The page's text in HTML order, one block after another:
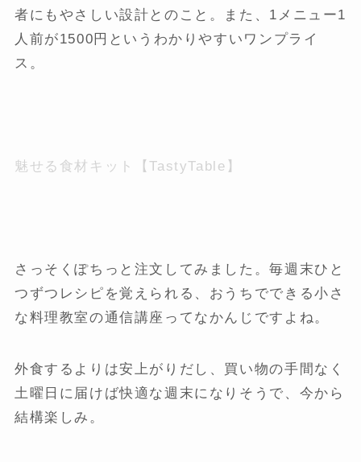
者にもやさしい設計とのこと。また、1メニュー1
人前が1500円というわかりやすいワンプライ
ス。
魅せる食材キット【TastyTable】
さっそくぽちっと注文してみました。毎週末ひと
つずつレシピを覚えられる、おうちでできる小さ
な料理教室の通信講座ってなかんじですよね。
外食するよりは安上がりだし、買い物の手間なく
土曜日に届けば快適な週末になりそうで、今から
結構楽しみ。